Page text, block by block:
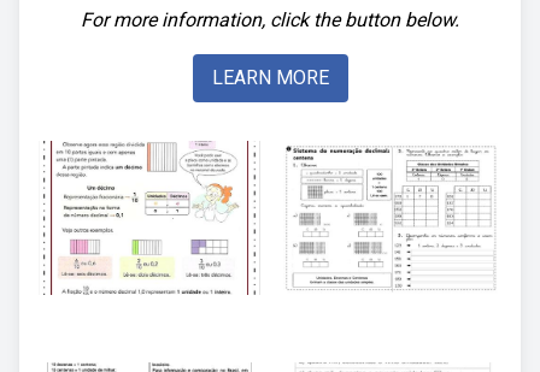
For more information, click the button below.
LEARN MORE